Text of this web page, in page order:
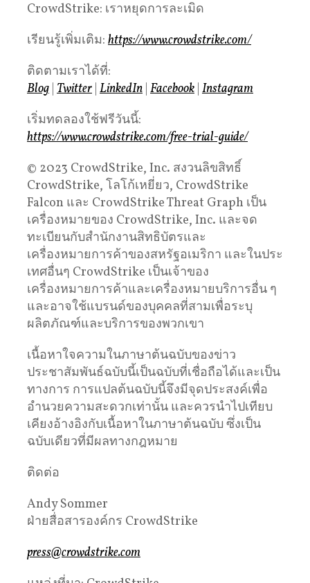
CrowdStrike: เราหยุดการละเมิด
เรียนรู้เพิ่มเติม: https://www.crowdstrike.com/
ติดตามเราได้ที่:
Blog Twitter LinkedIn Facebook Instagram
เริ่มทดลองใช้ฟรีวันนี้:
https://www.crowdstrike.com/free-trial-guide/
© 2023 CrowdStrike, Inc. สงวนลิขสิทธิ์
CrowdStrike, โลโก้เหยี่ยว, CrowdStrike
Falcon และ CrowdStrike Threat Graph เป็น
เครื่องหมายของ CrowdStrike, Inc. และจด
ทะเบียนกับสำนักงานสิทธิบัตรและ
เครื่องหมายการค้าของสหรัฐอเมริกา และในประ
เทศอื่นๆ CrowdStrike เป็นเจ้าของ
เครื่องหมายการค้าและเครื่องหมายบริการอื่น ๆ
และอาจใช้แบรนด์ของบุคคลที่สามเพื่อระบุ
ผลิตภัณฑ์และบริการของพวกเขา
เนื้อหาใจความในภาษาต้นฉบับของข่าว
ประชาสัมพันธ์ฉบับนี้เป็นฉบับที่เชื่อถือได้และเป็น
ทางการ การแปลต้นฉบับนี้จึงมีจุดประสงค์เพื่อ
อำนวยความสะดวกเท่านั้น และควรนำไปเทียบ
เคียงอ้างอิงกับเนื้อหาในภาษาต้นฉบับ ซึ่งเป็น
ฉบับเดียวที่มีผลทางกฎหมาย
ติดต่อ
Andy Sommer
ฝ่ายสื่อสารองค์กร CrowdStrike
press@crowdstrike.com